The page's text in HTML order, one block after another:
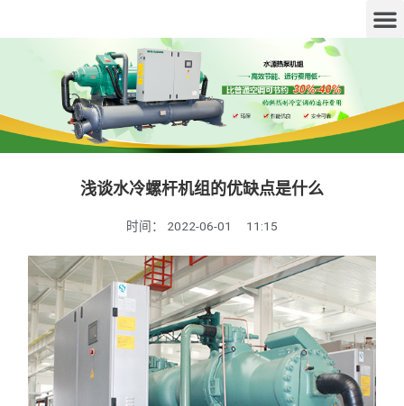
浅谈水冷螺杆机组的优缺点是什么
时间： 2022-06-01 11:15